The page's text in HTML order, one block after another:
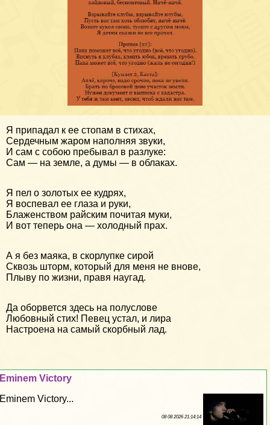
Я припадал к ее стопам в стихах,
Сердечным жаром наполняя звуки,
И сам с собою пребывал в разлуке:
Сам — на земле, а думы — в облаках.
Я пел о золотых ее кудрях,
Я воспевал ее глаза и руки,
Блаженством райским почитая муки,
И вот теперь она — холодный прах.
А я без маяка, в скорлупке сирой
Сквозь шторм, который для меня не внове,
Плыву по жизни, правя наугад.
Да оборвется здесь на полуслове
Любовный стих! Певец устал, и лира
Настроена на самый скорбный лад.
Eminem Victory
Eminem Victory...
08 08 2026 21:14:14